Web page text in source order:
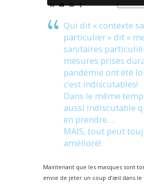
Qui dit « contexte
particulier » dit «
sanitaires
mesures prises
pandémie ont été
c’est indiscutables!
Dans le même
aussi indiscutable
en prendre…
MAIS, tout peut
amélioré!
Maintenant que les masques sont
envie de jeter un coup d’œil dans